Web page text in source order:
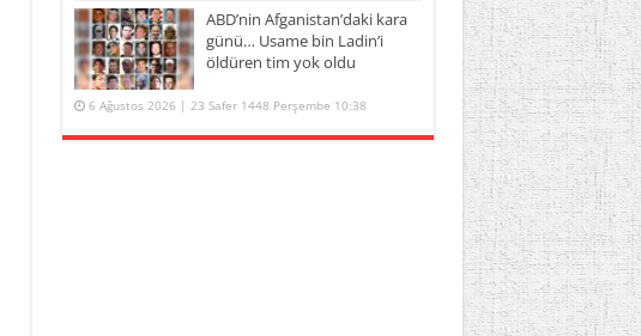
ABD’nin Afganistan’daki kara
günü… Usame bin Ladin’i
öldüren tim yok oldu
6 Ağustos 2026 | 23 Safer 1448 Perşembe 10:38